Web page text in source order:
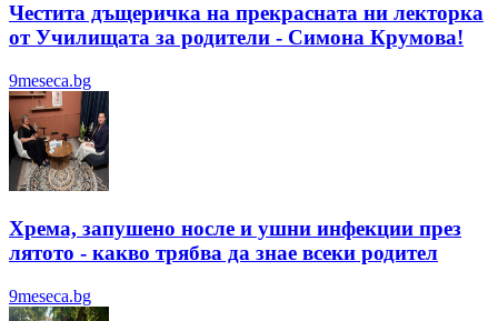
Честита дъщеричка на прекрасната ни лекторка
от Училищата за родители - Симона Крумова!
9meseca.bg
Хрема, запушено носле и ушни инфекции през
лятотo - какво трябва да знае всеки родител
9meseca.bg